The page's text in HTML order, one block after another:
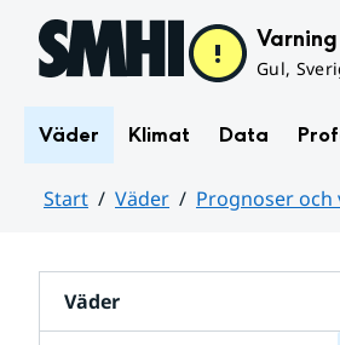
Hoppa till sidans innehåll Varning
Gul,
Väder Klimat Data
Start Väder Prognoser
Väder